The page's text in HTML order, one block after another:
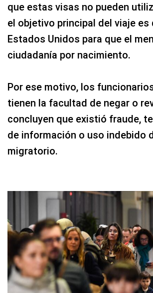
que estas visas no pueden
el objetivo principal del viaje es
Estados Unidos para que el
ciudadanía por nacimiento.
Por ese motivo, los
tienen la facultad de negar o
concluyen que existió fraude,
de información o uso indebido
migratorio.